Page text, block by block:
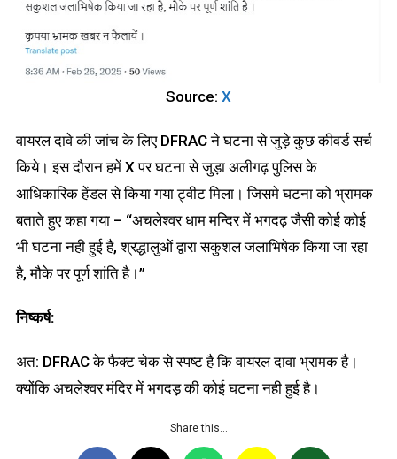
Source: X
वायरल दावे की जांच के लिए DFRAC ने घटना से जुड़े कुछ कीवर्ड सर्च
किये। इस दौरान हमें X पर घटना से जुड़ा अलीगढ़ पुलिस के
आधिकारिक हेंडल से किया गया ट्वीट मिला। जिसमे घटना को भ्रामक
बताते हुए कहा गया – “अचलेश्वर धाम मन्दिर में भगदढ़ जैसी कोई कोई
भी घटना नही हुई है, श्रद्धालुओं द्वारा सकुशल जलाभिषेक किया जा रहा
है, मौके पर पूर्ण शांति है।”
निष्कर्ष:
अत: DFRAC के फैक्ट चेक से स्पष्ट है कि वायरल दावा भ्रामक है।
क्योंकि अचलेश्वर मंदिर में भगदड़ की कोई घटना नही हुई है।
Share this…